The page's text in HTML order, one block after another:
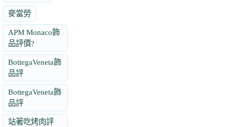
麥當勞
APM Monaco飾
品評價?
BottegaVeneta飾
品評
BottegaVeneta飾
品評
站著吃烤肉評